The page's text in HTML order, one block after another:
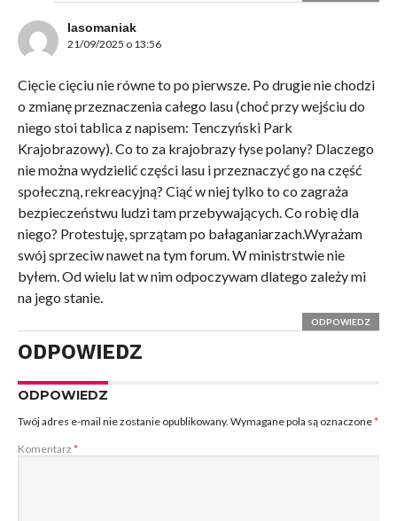
Iasomaniak
21/09/2025 o 13:56
Cięcie cięciu nie równe to po pierwsze. Po drugie nie chodzi
o zmianę przeznaczenia całego lasu (choć przy wejściu do
niego stoi tablica z napisem: Tenczyński Park
Krajobrazowy). Co to za krajobrazy łyse polany? Dlaczego
nie można wydzielić części lasu i przeznaczyć go na część
społeczną, rekreacyjną? Ciąć w niej tylko to co zagraża
bezpieczeństwu ludzi tam przebywających. Co robię dla
niego? Protestuję, sprzątam po bałaganiarzach.Wyrażam
swój sprzeciw nawet na tym forum. W ministrstwie nie
byłem. Od wielu lat w nim odpoczywam dlatego zależy mi
na jego stanie.
ODPOWIEDZ
ODPOWIEDZ
ODPOWIEDZ
Twój adres e-mail nie zostanie opublikowany. Wymagane pola są oznaczone*
Komentarz *